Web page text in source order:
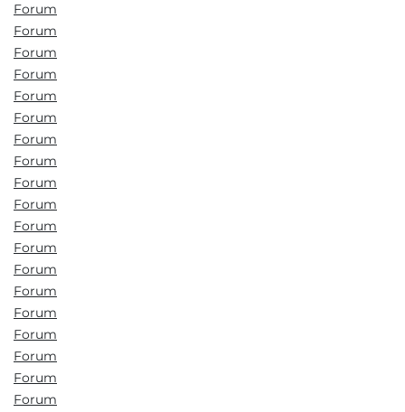
Forum
Forum
Forum
Forum
Forum
Forum
Forum
Forum
Forum
Forum
Forum
Forum
Forum
Forum
Forum
Forum
Forum
Forum
Forum